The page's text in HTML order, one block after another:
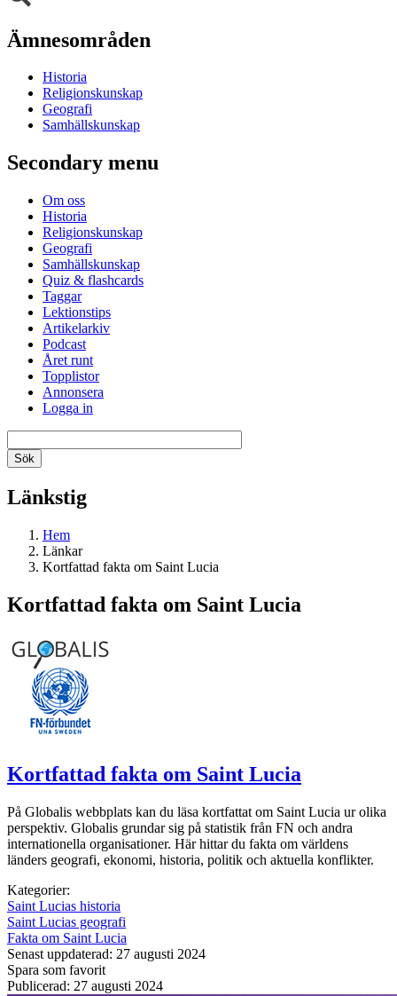
Ämnesområden
Historia
Religionskunskap
Geografi
Samhällskunskap
Secondary menu
Om oss
Historia
Religionskunskap
Geografi
Samhällskunskap
Quiz & flashcards
Taggar
Lektionstips
Artikelarkiv
Podcast
Året runt
Topplistor
Annonsera
Logga in
Länkstig
Hem
Länkar
Kortfattad fakta om Saint Lucia
Kortfattad fakta om Saint Lucia
Kortfattad fakta om Saint Lucia
På Globalis webbplats kan du läsa kortfattat om Saint Lucia ur olika
perspektiv. Globalis grundar sig på statistik från FN och andra
internationella organisationer. Här hittar du fakta om världens
länders geografi, ekonomi, historia, politik och aktuella konflikter.
Kategorier:
Saint Lucias historia
Saint Lucias geografi
Fakta om Saint Lucia
Senast uppdaterad: 27 augusti 2024
Spara som favorit
Publicerad: 27 augusti 2024